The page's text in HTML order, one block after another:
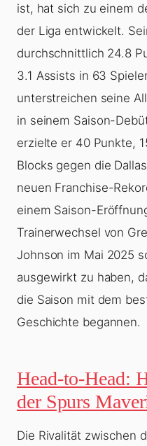
ist, hat sich zu einem
der Liga entwickelt.
durchschnittlich 24.8
3.1 Assists in 63
unterstreichen seine
in seinem Saison-
erzielte er 40 Punkte,
Blocks gegen die
neuen Franchise-
einem Saison-
Trainerwechsel von
Johnson im Mai 2025
ausgewirkt zu haben,
die Saison mit dem
Geschichte begannen.
Head-to-Head:
der Spurs
Die Rivalität zwischen